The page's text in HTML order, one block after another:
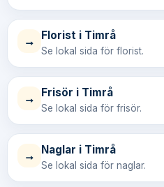
→ Florist i Timrå
Se lokal sida för florist.
→ Frisör i Timrå
Se lokal sida för frisör.
→ Naglar i Timrå
Se lokal sida för naglar.